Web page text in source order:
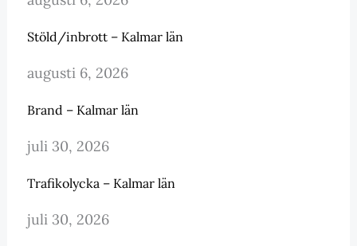
Stöld/inbrott – Kalmar län
augusti 6, 2026
Brand – Kalmar län
juli 30, 2026
Trafikolycka – Kalmar län
juli 30, 2026